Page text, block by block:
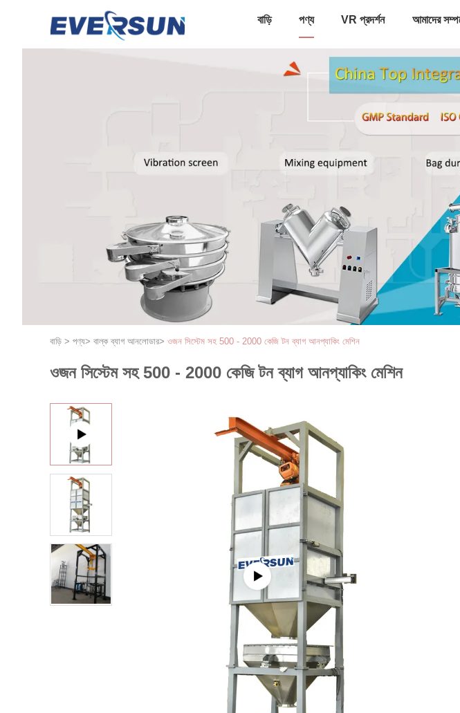
বাড়ি পণ্য VR প্রদর্শন আমাদের
বাড়ি > পণ্য> বাল্ক ব্যাগ আনলোডার> ওজন সিস্টেম সহ 500 - 2000 কেজি টন ব্যাগ আনপ্যাকিং মেশিন
ওজন সিস্টেম সহ 500 - 2000 কেজি টন ব্যাগ আনপ্যাকিং মেশিন